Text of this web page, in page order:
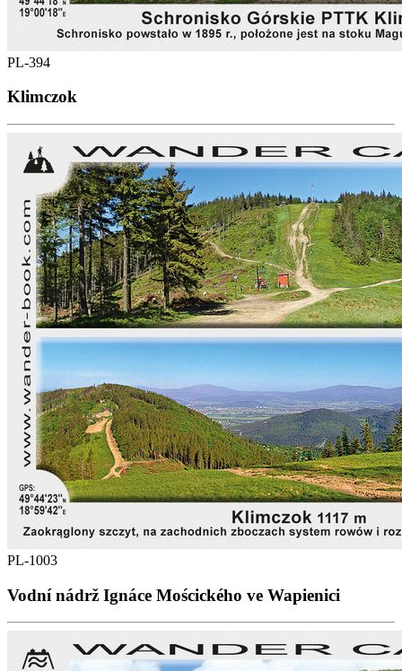
PL-394
Klimczok
PL-1003
Vodní nádrž Ignáce Moścického ve Wapienici